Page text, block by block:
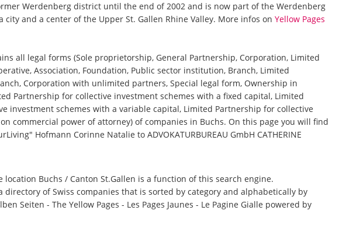
Werdenberg district until the end of 2002 and is now part of the Werdenberg
city and a center of the Upper St. Gallen Rhine Valley. More infos on Yellow Pages
all legal forms (Sole proprietorship, General Partnership, Corporation, Limited
Association, Foundation, Public sector institution, Branch, Limited
Corporation with unlimited partners, Special legal form, Ownership in
Partnership for collective investment schemes with a fixed capital, Limited
investment schemes with a variable capital, Limited Partnership for collective
commercial power of attorney) of companies in Buchs. On this page you will find
Hofmann Corinne Natalie to ADVOKATURBUREAU GmbH CATHERINE
location Buchs / Canton St.Gallen is a function of this search engine.
directory of Swiss companies that is sorted by category and alphabetically by
Seiten - The Yellow Pages - Les Pages Jaunes - Le Pagine Gialle powered by